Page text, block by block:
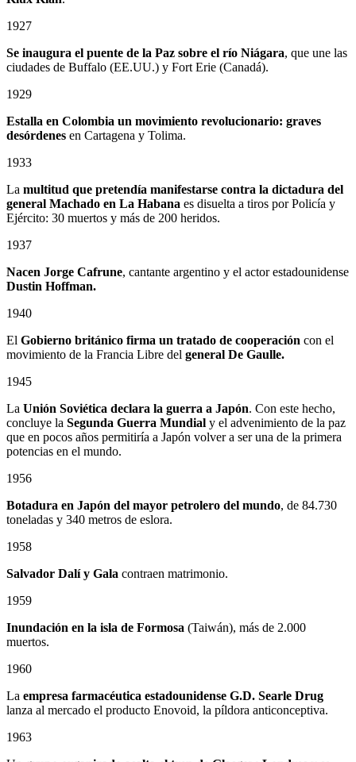
1927
Se inaugura el puente de la Paz sobre el río Niágara, que une las
ciudades de Buffalo (EE.UU.) y Fort Erie (Canadá).
1929
Estalla en Colombia un movimiento revolucionario: graves
desórdenes en Cartagena y Tolima.
1933
La multitud que pretendía manifestarse contra la dictadura del
general Machado en La Habana es disuelta a tiros por Policía y
Ejército: 30 muertos y más de 200 heridos.
1937
Nacen Jorge Cafrune, cantante argentino y el actor estadounidense
Dustin Hoffman.
1940
El Gobierno británico firma un tratado de cooperación con el
movimiento de la Francia Libre del general De Gaulle.
1945
La Unión Soviética declara la guerra a Japón. Con este hecho,
concluye la Segunda Guerra Mundial y el advenimiento de la paz
que en pocos años permitiría a Japón volver a ser una de la primera
potencias en el mundo.
1956
Botadura en Japón del mayor petrolero del mundo, de 84.730
toneladas y 340 metros de eslora.
1958
Salvador Dalí y Gala contraen matrimonio.
1959
Inundación en la isla de Formosa (Taiwán), más de 2.000
muertos.
1960
La empresa farmacéutica estadounidense G.D. Searle Drug
lanza al mercado el producto Enovoid, la píldora anticonceptiva.
1963